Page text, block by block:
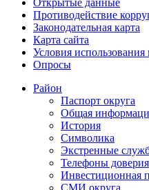
Открытые данные
Противодействие
Законодательная карта
Карта сайта
Условия использования
Опросы
Район
Паспорт округа
Общая
История
Символика
Экстренные
Телефоны доверия
Инвестиционная